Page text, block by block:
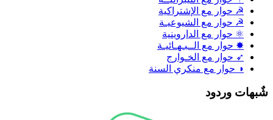
☭ حوار مع الإشتراكية
☭ حوار مع الشيوعيـة
⚛ حوار مع الداروينية
✸ حوار مع الــبـهـائيـة
➶ حوار مع الخـوارج
◑ حوار مع منكري السنة
وردود